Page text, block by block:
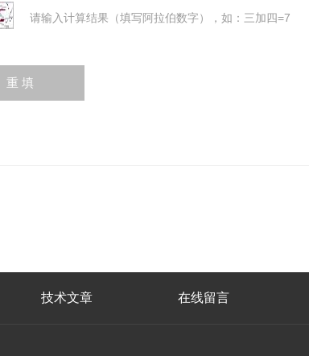
请输入计算结果（填写阿拉伯数字），如：三加四=7
技术文章 在线留言